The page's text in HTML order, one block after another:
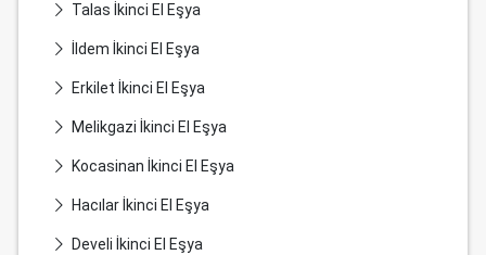
Talas İkinci El Eşya
İldem İkinci El Eşya
Erkilet İkinci El Eşya
Melikgazi İkinci El Eşya
Kocasinan İkinci El Eşya
Hacılar İkinci El Eşya
Develi İkinci El Eşya